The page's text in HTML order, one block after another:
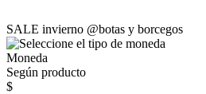
SALE invierno @botas y borcegos
Moneda
Según producto
$